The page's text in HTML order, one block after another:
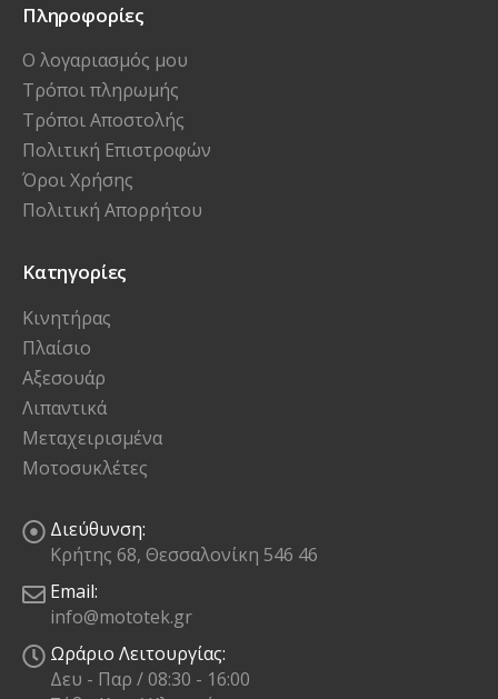
Πληροφορίες
Ο λογαριασμός μου
Τρόποι πληρωμής
Τρόποι Αποστολής
Πολιτική Επιστροφών
Όροι Χρήσης
Πολιτική Απορρήτου
Κατηγορίες
Κινητήρας
Πλαίσιο
Αξεσουάρ
Λιπαντικά
Μεταχειρισμένα
Μοτοσυκλέτες
Διεύθυνση:
Κρήτης 68, Θεσσαλονίκη 546 46
Email:
info@mototek.gr
Ωράριο Λειτουργίας:
Δευ - Παρ / 08:30 - 16:00